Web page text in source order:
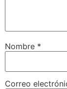
Nombre *
Correo